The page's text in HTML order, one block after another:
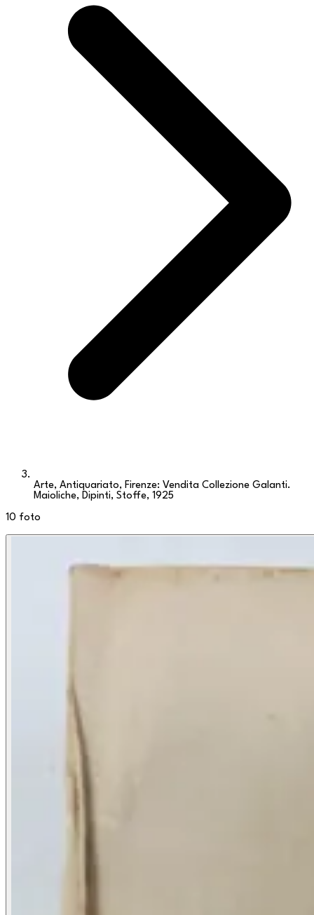
Arte, Antiquariato, Firenze: Vendita Collezione Galanti.
Maioliche, Dipinti, Stoffe, 1925
10 foto